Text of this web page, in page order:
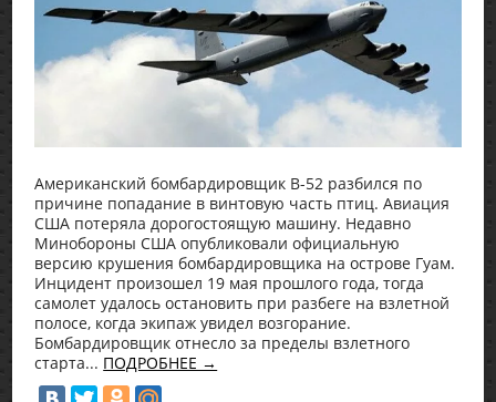
Американский бомбардировщик В-52 разбился по
причине попадание в винтовую часть птиц. Авиация
США потеряла дорогостоящую машину. Недавно
Минобороны США опубликовали официальную
версию крушения бомбардировщика на острове Гуам.
Инцидент произошел 19 мая прошлого года, тогда
самолет удалось остановить при разбеге на взлетной
полосе, когда экипаж увидел возгорание.
Бомбардировщик отнесло за пределы взлетного
старта... ПОДРОБНЕЕ →